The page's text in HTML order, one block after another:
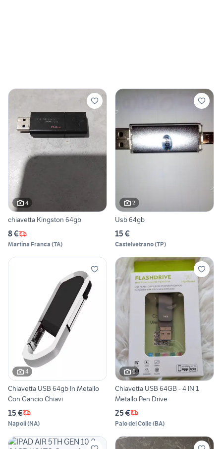
4
chiavetta Kingston 64gb
8 €
Martina Franca (TA)
2
Usb 64gb
15 €
Castelvetrano(TP)
4
Chiavetta USB 64gb In Metallo
Con Gancio Chiavi
15 €
Napoli(NA)
6
Chiavetta USB 64GB - 4 IN 1
Metallo Pen Drive
25 €
Palo del Colle(BA)